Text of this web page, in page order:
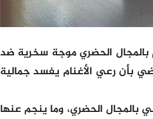
بالمجال الحضري موجة سخرية ضد
بأن رعي الأغنام يفسد جمالية
بالمجال الحضري، وما ينجم عنها